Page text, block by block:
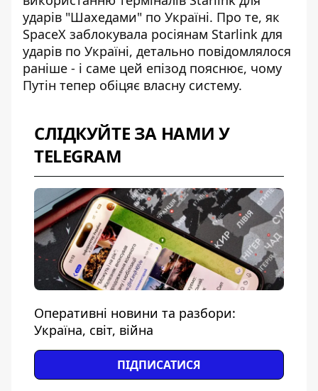
ударів "Шахедами" по Україні. Про те, як
SpaceX заблокувала росіянам Starlink для
ударів по Україні, детально повідомлялося
раніше - і саме цей епізод пояснює, чому
Путін тепер обіцяє власну систему.
СЛІДКУЙТЕ ЗА НАМИ У
TELEGRAM
Оперативні новини та разбори:
Україна, світ, війна
ПІДПИСАТИСЯ